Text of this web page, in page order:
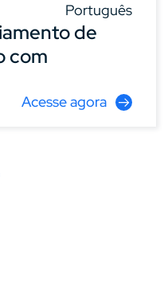
Português
de
com
Acesse agora